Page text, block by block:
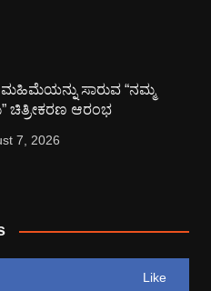
ಸಾರುವ “ನಮ್ಮ
ಚಿತ್ರೀಕರಣ ಆರಂಭ
7, 2026
Like